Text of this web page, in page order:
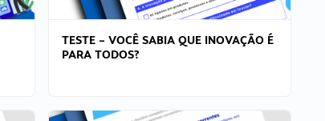
TESTE – VOCÊ SABIA QUE INOVAÇÃO É
PARA TODOS?